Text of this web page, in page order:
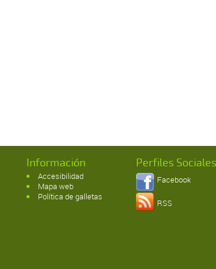
Información
Accesibilidad
Mapa web
Política de galletas
Perfiles
Facebook
RSS